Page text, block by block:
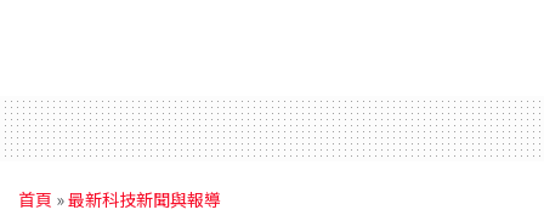
首頁 »最新科技新聞與報導